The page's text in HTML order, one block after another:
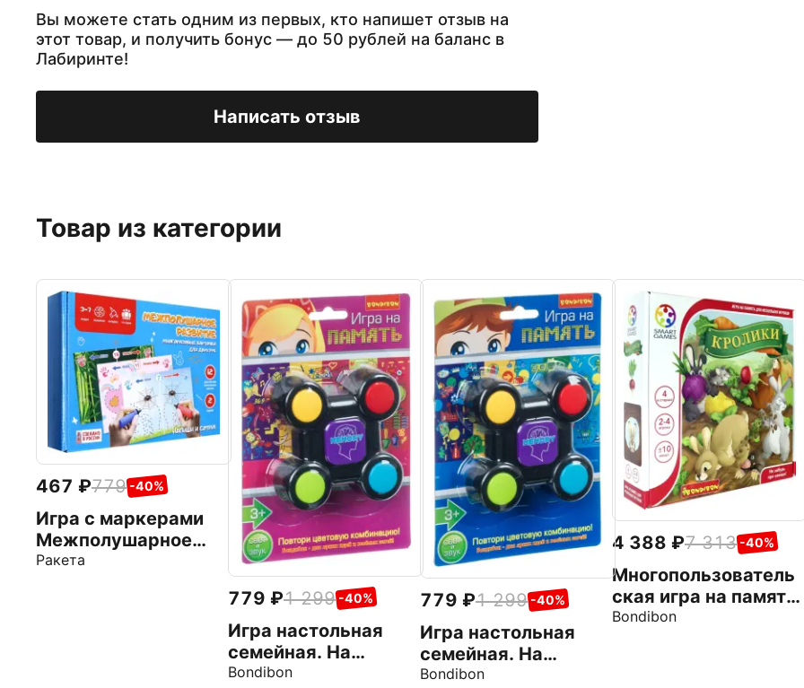
Вы можете стать одним из первых, кто напишет отзыв на
этот товар, и получить бонус — до 50 рублей на баланс в
Лабиринте!
Написать отзыв
Товар из категории
467 779 -40%
Игра с маркерами
Межполушарное
развитие №1
Ракета
779 1 299 -40%
Игра настольная
семейная. На
память
Bondibon
779 1 299 -40%
Игра настольная
семейная. На
память
Bondibon
4 388 7 313 -40%
Многопользователь
ская игра на память
Кролики
Bondibon